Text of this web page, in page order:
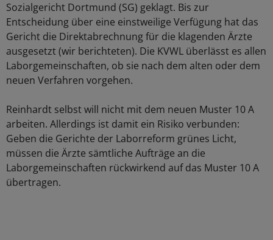
Sozialgericht Dortmund (SG) geklagt. Bis zur
Entscheidung über eine einstweilige Verfügung hat das
Gericht die Direktabrechnung für die klagenden Ärzte
ausgesetzt (wir berichteten). Die KVWL überlässt es allen
Laborgemeinschaften, ob sie nach dem alten oder dem
neuen Verfahren vorgehen.
Reinhardt selbst will nicht mit dem neuen Muster 10 A
arbeiten. Allerdings ist damit ein Risiko verbunden:
Geben die Gerichte der Laborreform grünes Licht,
müssen die Ärzte sämtliche Aufträge an die
Laborgemeinschaften rückwirkend auf das Muster 10 A
übertragen.